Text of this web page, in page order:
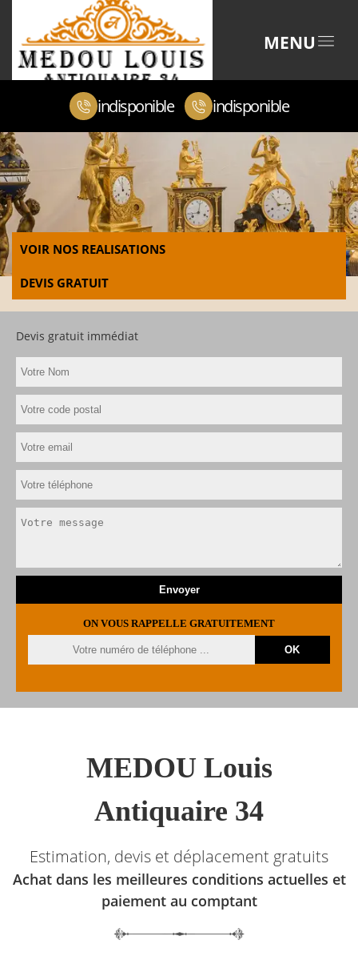
MENU
indisponible indisponible
VOIR NOS REALISATIONS
DEVIS GRATUIT
Devis gratuit immédiat
ON VOUS RAPPELLE GRATUITEMENT
MEDOU Louis
Antiquaire 34
Estimation, devis et déplacement gratuits
Achat dans les meilleures conditions actuelles et
paiement au comptant